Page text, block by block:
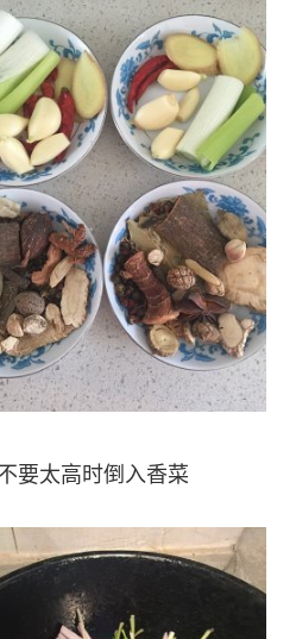
要太高时倒入香菜